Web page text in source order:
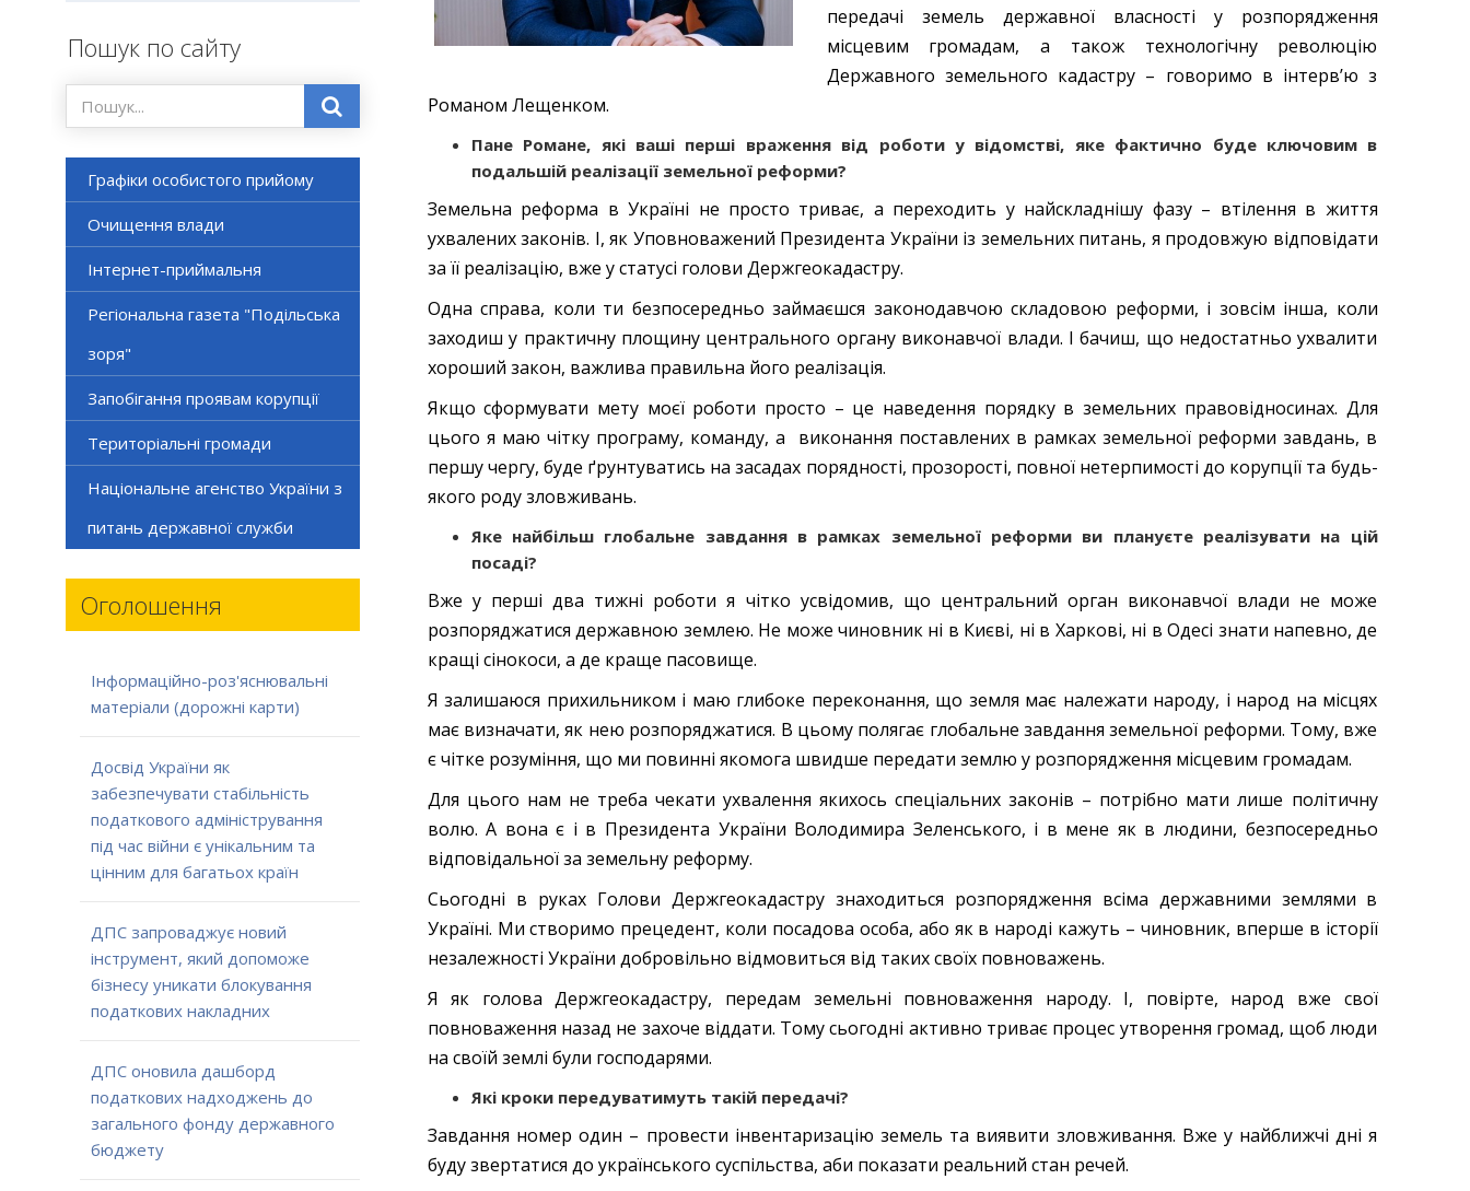
Пошук по сайту
Графіки особистого прийому
Очищення влади
Інтернет-приймальня
Регіональна газета "Подільська
зоря"
Запобігання проявам корупції
Територіальні громади
Національне агенство України з
питань державної служби
Оголошення
Інформаційно-роз'яснювальні
матеріали (дорожні карти)
Досвід України як
забезпечувати стабільність
податкового адміністрування
під час війни є унікальним та
цінним для багатьох країн
ДПС запроваджує новий
інструмент, який допоможе
бізнесу уникати блокування
податкових накладних
ДПС оновила дашборд
податкових надходжень до
загального фонду державного
бюджету
передачі земель державної власності у розпорядження
місцевим громадам, а також технологічну революцію
Державного земельного кадастру – говоримо в інтерв’ю з
Романом Лещенком.
Пане Романе, які ваші перші враження від роботи у відомстві, яке фактично буде ключовим в
подальшій реалізації земельної реформи?
Земельна реформа в Україні не просто триває, а переходить у найскладнішу фазу – втілення в життя
ухвалених законів. І, як Уповноважений Президента України із земельних питань, я продовжую відповідати
за її реалізацію, вже у статусі голови Держгеокадастру.
Одна справа, коли ти безпосередньо займаєшся законодавчою складовою реформи, і зовсім інша, коли
заходиш у практичну площину центрального органу виконавчої влади. І бачиш, що недостатньо ухвалити
хороший закон, важлива правильна його реалізація.
Якщо сформувати мету моєї роботи просто – це наведення порядку в земельних правовідносинах. Для
цього я маю чітку програму, команду, а виконання поставлених в рамках земельної реформи завдань, в
першу чергу, буде ґрунтуватись на засадах порядності, прозорості, повної нетерпимості до корупції та будь-
якого роду зловживань.
Яке найбільш глобальне завдання в рамках земельної реформи ви плануєте реалізувати на цій
посаді?
Вже у перші два тижні роботи я чітко усвідомив, що центральний орган виконавчої влади не може
розпоряджатися державною землею. Не може чиновник ні в Києві, ні в Харкові, ні в Одесі знати напевно, де
кращі сінокоси, а де краще пасовище.
Я залишаюся прихильником і маю глибоке переконання, що земля має належати народу, і народ на місцях
має визначати, як нею розпоряджатися. В цьому полягає глобальне завдання земельної реформи. Тому, вже
є чітке розуміння, що ми повинні якомога швидше передати землю у розпорядження місцевим громадам.
Для цього нам не треба чекати ухвалення якихось спеціальних законів – потрібно мати лише політичну
волю. А вона є і в Президента України Володимира Зеленського, і в мене як в людини, безпосередньо
відповідальної за земельну реформу.
Сьогодні в руках Голови Держгеокадастру знаходиться розпорядження всіма державними землями в
Україні. Ми створимо прецедент, коли посадова особа, або як в народі кажуть – чиновник, вперше в історії
незалежності України добровільно відмовиться від таких своїх повноважень.
Я як голова Держгеокадастру, передам земельні повноваження народу. І, повірте, народ вже свої
повноваження назад не захоче віддати. Тому сьогодні активно триває процес утворення громад, щоб люди
на своїй землі були господарями.
Які кроки передуватимуть такій передачі?
Завдання номер один – провести інвентаризацію земель та виявити зловживання. Вже у найближчі дні я
буду звертатися до українського суспільства, аби показати реальний стан речей.